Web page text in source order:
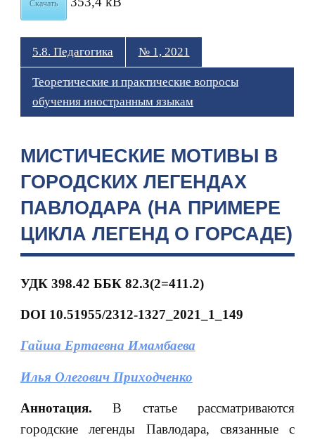
Скачать
5.8. Педагогика № 1, 2021
Теоретические и практические вопросы
обучения иностранным языкам
МИСТИЧЕСКИЕ МОТИВЫ В
ГОРОДСКИХ ЛЕГЕНДАХ
ПАВЛОДАРА (НА ПРИМЕРЕ
ЦИКЛА ЛЕГЕНД О ГОРСАДЕ)
УДК 398.42 ББК 82.3(2=411.2)
DOI10.51955/2312-1327_2021_1_149
Гайша Ертаевна Имамбаева
Илья Олегович Приходченко
Аннотация. В статье рассматриваются
городские легенды Павлодара, связанные с